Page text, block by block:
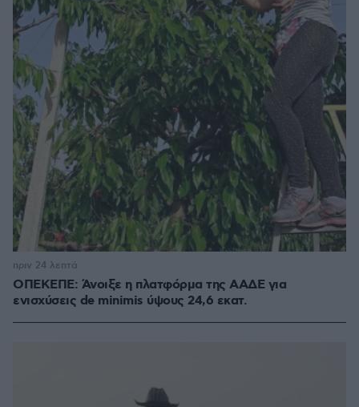
ΟΠΕΚΕΠΕ: Άνοιξε η πλατφόρμα της ΑΑΔΕ για
ενισχύσεις de minimis ύψους 24,6 εκατ.
πριν 24 λεπτά